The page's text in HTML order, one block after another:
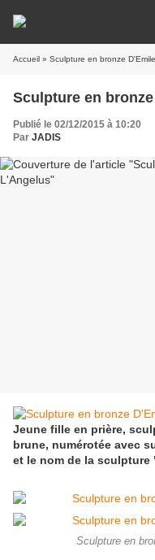
Accueil » Sculpture en bronze
Sculpture en
Publié le 02/12/2015 à 10:20
Par JADIS
Jeune fille en prière,
brune, numérotée avec
et le nom de la
Sculpture en